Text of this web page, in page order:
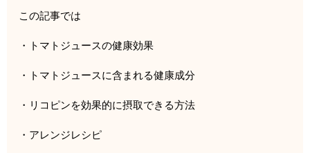
この記事では
・トマトジュースの健康効果
・トマトジュースに含まれる健康成分
・リコピンを効果的に摂取できる方法
・アレンジレシピ